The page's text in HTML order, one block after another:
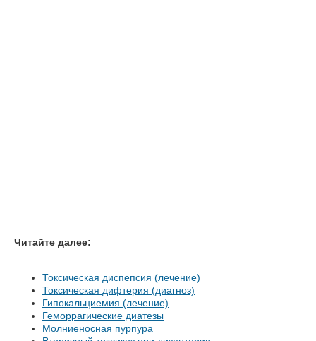
Читайте далее:
Токсическая диспепсия (лечение)
Токсическая дифтерия (диагноз)
Гипокальциемия (лечение)
Геморрагические диатезы
Молниеносная пурпура